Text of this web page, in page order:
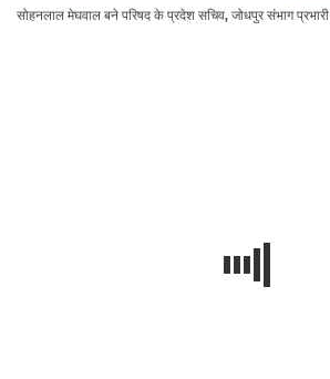
सोहनलाल मेघवाल बने परिषद के प्रदेश सचिव, जोधपुर संभाग प्रभारी